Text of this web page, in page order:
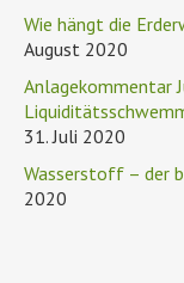
Wie hängt die
August 2020
Anlagekommentar
31. Juli 2020
Wasserstoff – der
2020